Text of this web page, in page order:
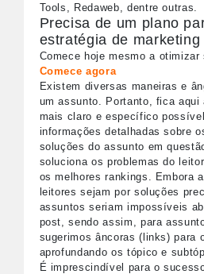
Tools, Redaweb, dentre outras.
Precisa de um plano
estratégia de
Comece hoje mesmo a otimizar
Comece agora
Existem diversas maneiras e
um assunto. Portanto, fica aqui
mais claro e específico
informações detalhadas sobre
soluções do assunto em
soluciona os problemas do
os melhores rankings. Embora
leitores sejam por soluções
assuntos seriam impossíveis
post, sendo assim, para
sugerimos âncoras (links) para
aprofundando os tópico e
É imprescindível para o